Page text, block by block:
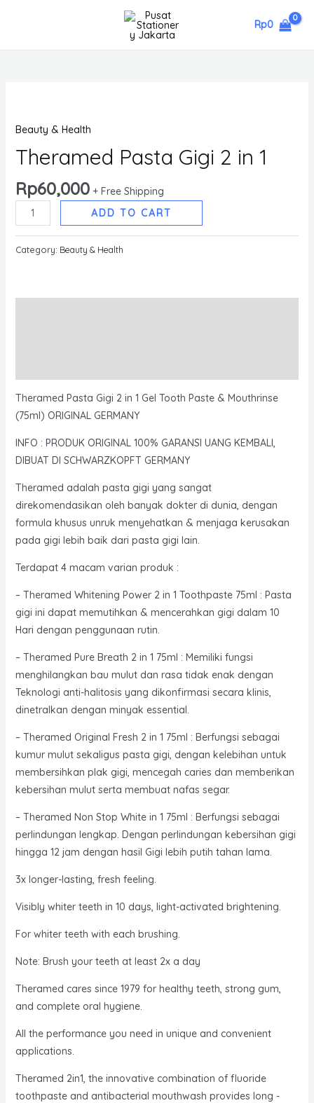
Rp0
Beauty & Health
Theramed Pasta Gigi 2 in 1
Rp60,000 + Free Shipping
Theramed
Pasta
1
ADD TO CART
Category: Beauty & Health
Theramed Pasta Gigi 2 in 1 Gel Tooth Paste & Mouthrinse
(75ml) ORIGINAL GERMANY
INFO : PRODUK ORIGINAL 100% GARANSI UANG KEMBALI,
DIBUAT DI SCHWARZKOPFT GERMANY
Theramed adalah pasta gigi yang sangat
direkomendasikan oleh banyak dokter di dunia, dengan
formula khusus unruk menyehatkan & menjaga kerusakan
pada gigi lebih baik dari pasta gigi lain.
Terdapat 4 macam varian produk :
– Theramed Whitening Power 2 in 1 Toothpaste 75ml : Pasta
gigi ini dapat memutihkan & mencerahkan gigi dalam 10
Hari dengan penggunaan rutin.
– Theramed Pure Breath 2 in 1 75ml : Memiliki fungsi
menghilangkan bau mulut dan rasa tidak enak dengan
Teknologi anti-halitosis yang dikonfirmasi secara klinis,
dinetralkan dengan minyak essential.
– Theramed Original Fresh 2 in 1 75ml : Berfungsi sebagai
kumur mulut sekaligus pasta gigi, dengan kelebihan untuk
membersihkan plak gigi, mencegah caries dan memberikan
kebersihan mulut serta membuat nafas segar.
– Theramed Non Stop White in 1 75ml : Berfungsi sebagai
perlindungan lengkap. Dengan perlindungan kebersihan gigi
hingga 12 jam dengan hasil Gigi lebih putih tahan lama.
3x longer-lasting, fresh feeling.
Visibly whiter teeth in 10 days, light-activated brightening.
For whiter teeth with each brushing.
Note: Brush your teeth at least 2x a day
Theramed cares since 1979 for healthy teeth, strong gum,
and complete oral hygiene.
All the performance you need in unique and convenient
applications.
Theramed 2in1, the innovative combination of fluoride
toothpaste and antibacterial mouthwash provides long -